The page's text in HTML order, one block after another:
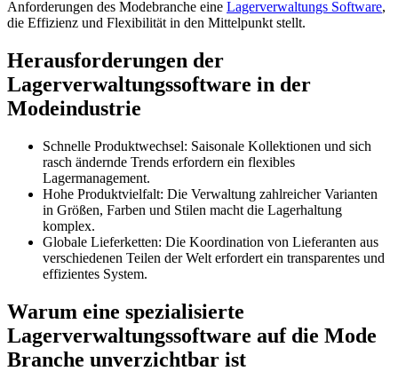
Anforderungen des Modebranche eine Lagerverwaltungs Software,
die Effizienz und Flexibilität in den Mittelpunkt stellt.
Herausforderungen der
Lagerverwaltungssoftware in der
Modeindustrie
Schnelle Produktwechsel: Saisonale Kollektionen und sich
rasch ändernde Trends erfordern ein flexibles
Lagermanagement.
Hohe Produktvielfalt: Die Verwaltung zahlreicher Varianten
in Größen, Farben und Stilen macht die Lagerhaltung
komplex.
Globale Lieferketten: Die Koordination von Lieferanten aus
verschiedenen Teilen der Welt erfordert ein transparentes und
effizientes System.
Warum eine spezialisierte
Lagerverwaltungssoftware auf die Mode
Branche unverzichtbar ist